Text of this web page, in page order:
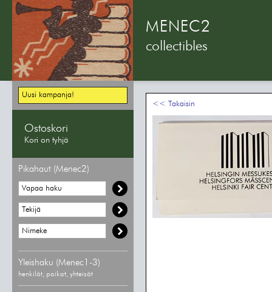
MENEC2
collectibles
Uusi kampanja!
Ostoskori
Kori on tyhjä
Pikahaut (Menec2)
Yleishaku (Menec1-3)
henkilöt, paikat, yhteisöt
<< Takaisin